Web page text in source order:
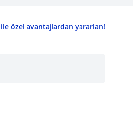
özel avantajlardan yararlan!